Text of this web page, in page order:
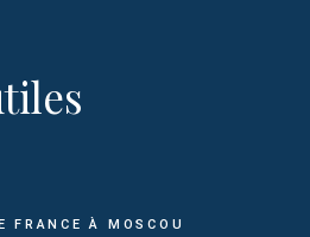
FRANCE À MOSCOU